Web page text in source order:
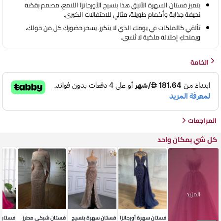
US-16يتميز فستان السهرة الأنيق هذا بنسيج الأورجانزا اللامع، مصمم بقصّة
نحيفة جذابة وأكمام طويلة، مثالي للاحتفالات الكبرى.
تألقي كالملكات في يومكِ الذي لا يتكرر، يسحر حضوركِ كل من حولكِ،
ويمنحكِ إطلالة ملكية لا تُنسى.
الخامة
المراجعات
كل شي بمكان واحد
المزيد
فستان سهرة أورجانزا فستان سهرة بنسيج فستان شبكي مطرز